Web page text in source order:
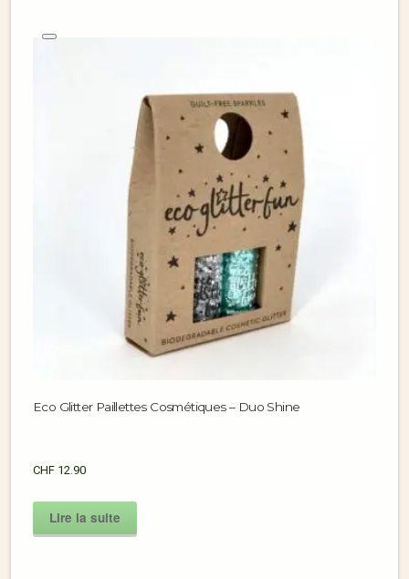
Eco Glitter Paillettes Cosmétiques – Duo Shine
CHF 12.90
Lire la suite